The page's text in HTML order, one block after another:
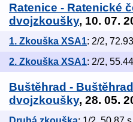
Ratenice - Ratenické
dvojzkoušky, 10. 07.
1. Zkouška XSA1: 2/2,
2. Zkouška XSA1: 2/2,
Buštěhrad -
dvojzkoušky, 28. 05.